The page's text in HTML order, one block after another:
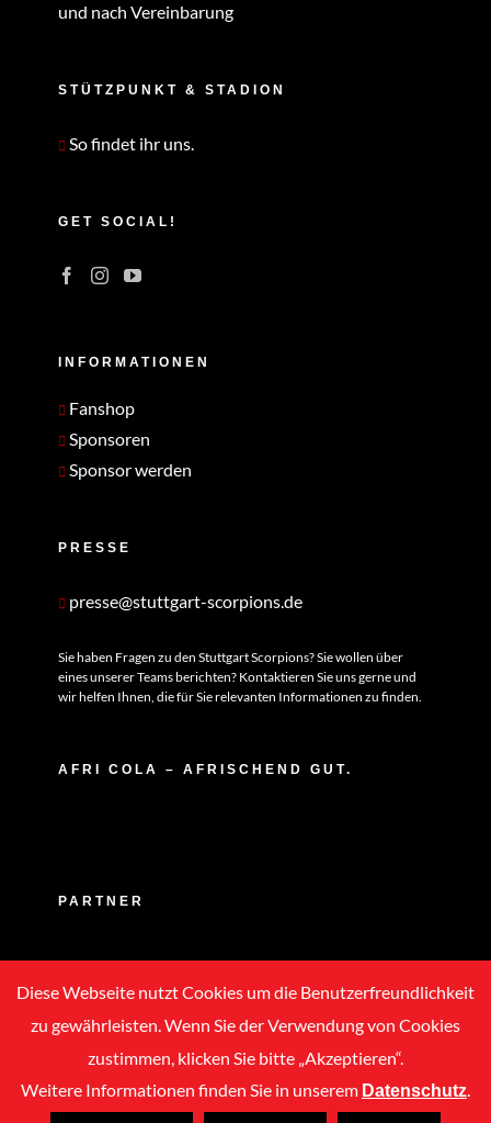
und nach Vereinbarung
STÜTZPUNKT & STADION
So findet ihr uns.
GET SOCIAL!
INFORMATIONEN
Fanshop
Sponsoren
Sponsor werden
PRESSE
presse@stuttgart-scorpions.de
Sie haben Fragen zu den Stuttgart Scorpions? Sie wollen über
eines unserer Teams berichten? Kontaktieren Sie uns gerne und
wir helfen Ihnen, die für Sie relevanten Informationen zu finden.
AFRI COLA – AFRISCHEND GUT.
PARTNER
Diese Webseite nutzt Cookies um die Benutzerfreundlichkeit
zu gewährleisten. Wenn Sie der Verwendung von Cookies
zustimmen, klicken Sie bitte „Akzeptieren“.
Weitere Informationen finden Sie in unserem Datenschutz.